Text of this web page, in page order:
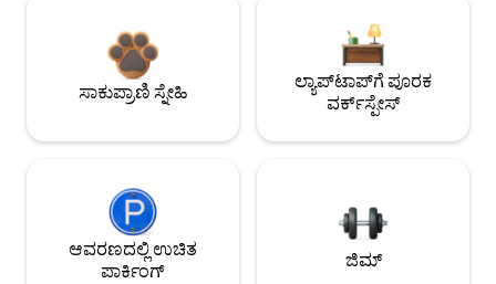
ಸಾಕುಪ್ರಾಣಿ ಸ್ನೇಹಿ
ಲ್ಯಾಪ್‌ಟಾಪ್‌ಗೆ ಪೂರಕ
ವರ್ಕ್‌ಸ್ಪೇಸ್
ಆವರಣದಲ್ಲಿ ಉಚಿತ
ಪಾರ್ಕಿಂಗ್
ಜಿಮ್